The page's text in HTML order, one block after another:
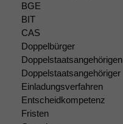
BGE
BIT
CAS
Doppelbürger
Doppelstaatsangehörigen
Doppelstaatsangehöriger
Einladungsverfahren
Entscheidkompetenz
Fristen